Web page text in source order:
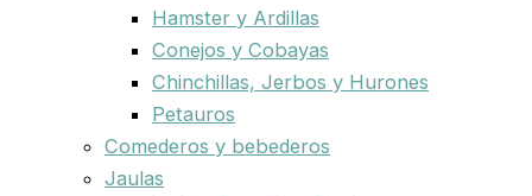
Hamster y Ardillas
Conejos y Cobayas
Chinchillas, Jerbos y Hurones
Petauros
Comederos y bebederos
Jaulas